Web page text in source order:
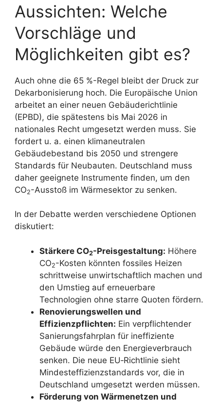
Aussichten: Welche
Vorschläge und
Möglichkeiten gibt es?
Auch ohne die 65 %-Regel bleibt der Druck zur
Dekarbonisierung hoch. Die Europäische Union
arbeitet an einer neuen Gebäuderichtlinie
(EPBD), die spätestens bis Mai 2026 in
nationales Recht umgesetzt werden muss. Sie
fordert u. a. einen klimaneutralen
Gebäudebestand bis 2050 und strengere
Standards für Neubauten. Deutschland muss
daher geeignete Instrumente finden, um den
CO2-Ausstoß im Wärmesektor zu senken.
In der Debatte werden verschiedene Optionen
diskutiert:
Stärkere CO2-Preisgestaltung: Höhere
CO2-Kosten könnten fossiles Heizen
schrittweise unwirtschaftlich machen und
den Umstieg auf erneuerbare
Technologien ohne starre Quoten fördern.
Renovierungswellen und
Effizienzpflichten: Ein verpflichtender
Sanierungsfahrplan für ineffiziente
Gebäude würde den Energieverbrauch
senken. Die neue EU‑Richtlinie sieht
Mindesteffizienzstandards vor, die in
Deutschland umgesetzt werden müssen.
Förderung von Wärmenetzen und